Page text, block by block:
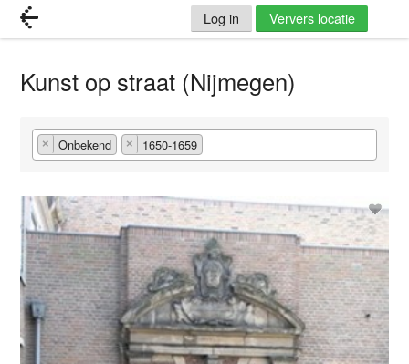
Log in Ververs locatie
Kunst op straat (Nijmegen)
× Onbekend × 1650-1659